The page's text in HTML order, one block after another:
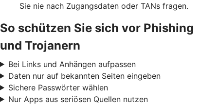
Sie nie nach Zugangsdaten oder TANs fragen.
So schützen Sie sich vor Phishing
und Trojanern
Bei Links und Anhängen aufpassen
Daten nur auf bekannten Seiten eingeben
Sichere Passwörter wählen
Nur Apps aus seriösen Quellen nutzen